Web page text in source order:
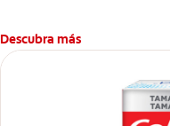
Descubra más